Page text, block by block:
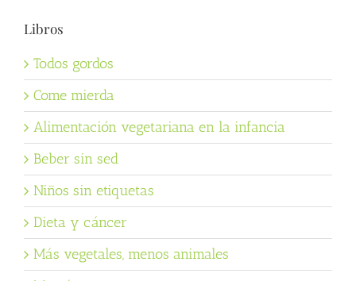
Libros
Todos gordos
Come mierda
Alimentación vegetariana en la infancia
Beber sin sed
Niños sin etiquetas
Dieta y cáncer
Más vegetales, menos animales